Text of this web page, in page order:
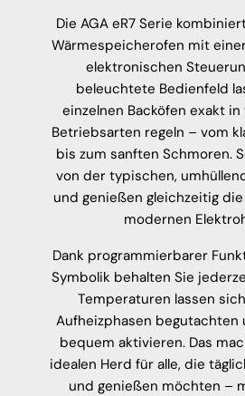
Die AGA eR7 Serie
Wärmespeicherofen mit
elektronischen
beleuchtete Bedienfeld
einzelnen Backöfen exakt
Betriebsarten regeln – vom
bis zum sanften Schmoren.
von der typischen,
und genießen gleichzeitig
modernen
Dank programmierbarer
Symbolik behalten Sie
Temperaturen lassen
Aufheizphasen begutachten
bequem aktivieren. Das
idealen Herd für alle, die
und genießen möchten –